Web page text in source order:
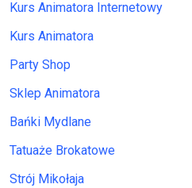
Kurs Animatora Internetowy
Kurs Animatora
Party Shop
Sklep Animatora
Bańki Mydlane
Tatuaże Brokatowe
Strój Mikołaja